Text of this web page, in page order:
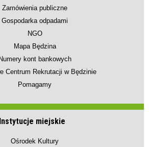
Zamówienia publiczne
Gospodarka odpadami
NGO
Mapa Będzina
Numery kont bankowych
Centrum Rekrutacji w Będzinie
Pomagamy
Instytucje miejskie
Ośrodek Kultury